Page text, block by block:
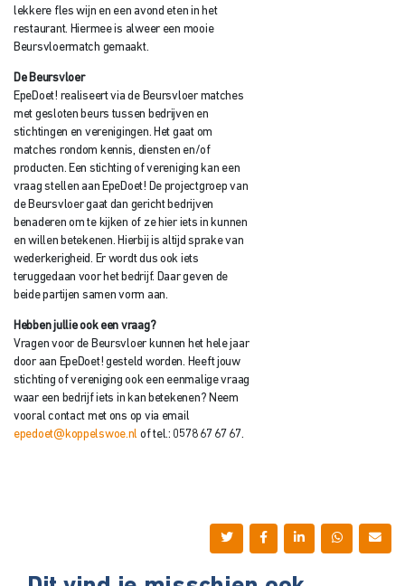
lekkere fles wijn en een avond eten in het
restaurant. Hiermee is alweer een mooie
Beursvloermatch gemaakt.
De Beursvloer
EpeDoet! realiseert via de Beursvloer matches
met gesloten beurs tussen bedrijven en
stichtingen en verenigingen. Het gaat om
matches rondom kennis, diensten en/of
producten. Een stichting of vereniging kan een
vraag stellen aan EpeDoet! De projectgroep van
de Beursvloer gaat dan gericht bedrijven
benaderen om te kijken of ze hier iets in kunnen
en willen betekenen. Hierbij is altijd sprake van
wederkerigheid. Er wordt dus ook iets
teruggedaan voor het bedrijf. Daar geven de
beide partijen samen vorm aan.
Hebben jullie ook een vraag?
Vragen voor de Beursvloer kunnen het hele jaar
door aan EpeDoet! gesteld worden. Heeft jouw
stichting of vereniging ook een eenmalige vraag
waar een bedrijf iets in kan betekenen? Neem
vooral contact met ons op via email
epedoet@koppelswoe.nl of tel.: 0578 67 67 67.